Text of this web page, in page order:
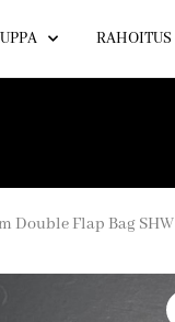
RAHOITUS
Double Flap Bag